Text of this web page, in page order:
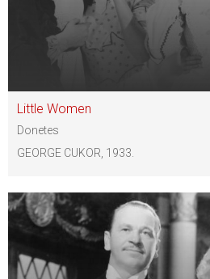
Little Women
Donetes
GEORGE CUKOR, 1933.